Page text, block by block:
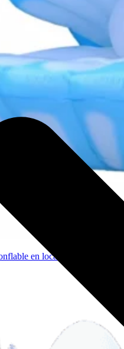
en location